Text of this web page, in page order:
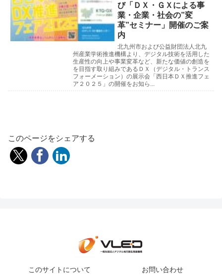
び「ＤＸ・ＧＸによる事
業・企業・社会の”変
革”セミナー」開催のご案
内
北九州市および公益財団法人北九
州産業学術推進機構より、デジタル技術を活用した
生産性の向上や事業変革など、新たな価値の創造を
を目指す取り組みであるＤＸ（デジタル・トランス
フォーメーション）の展示会「西日本ＤＸ推進フェ
ア２０２５」の開催をお知ら...
このページをシェアする
このサイトについて お問い合わせ